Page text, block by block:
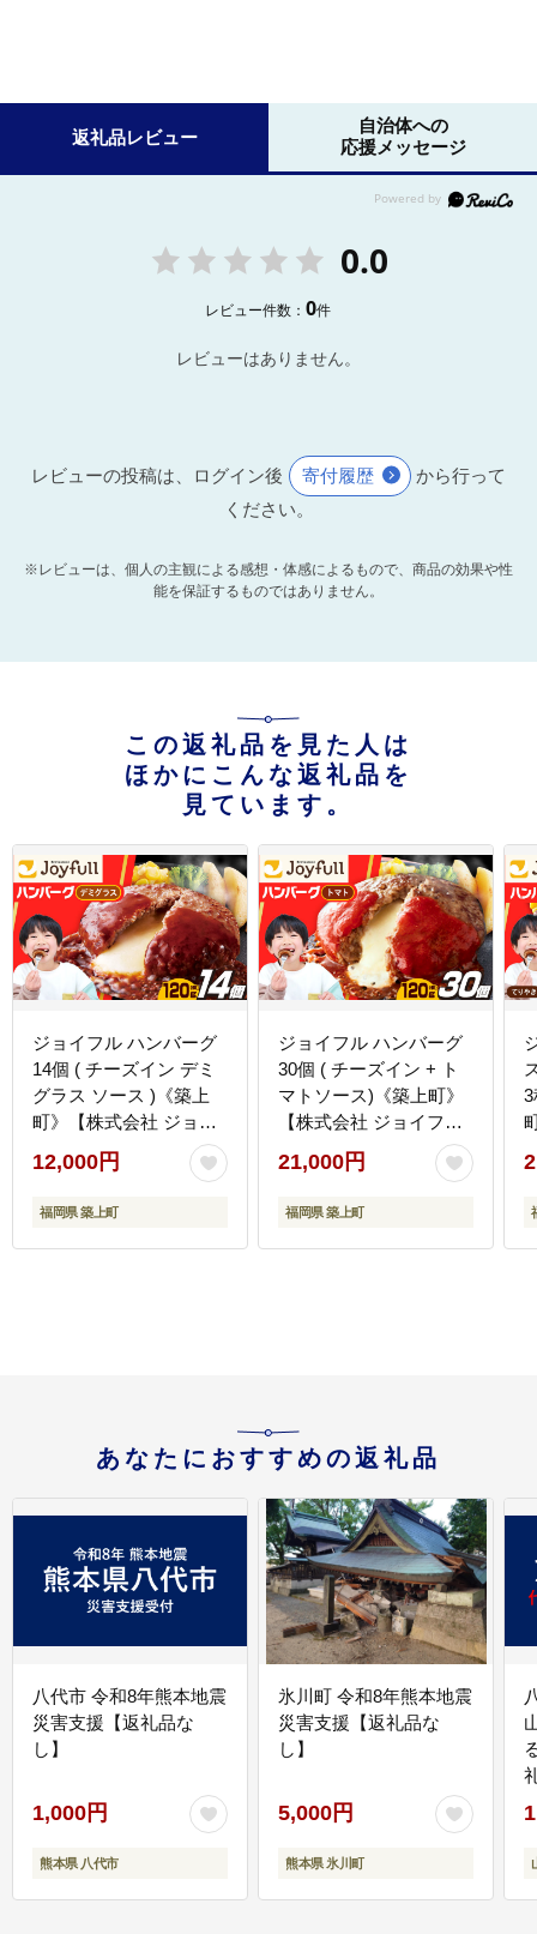
返礼品レビュー
自治体への
応援メッセージ
0.0
レビュー件数：0件
レビューはありません。
レビューの投稿は、ログイン後 寄付履歴
から行って
ください。
※レビューは、個人の主観による感想・体感によるもので、商品の効果や性
能を保証するものではありません。
この返礼品を見た人は
ほかにこんな返礼品を
見ています。
ジョイフル ハンバーグ
14個 ( チーズイン デミ
グラス ソース )《築上
町》【株式会社 ジョイ
フル】 [ABAA007]
12,000円
福岡県 築上町
ジョイフル ハンバーグ
30個 ( チーズイン + ト
マトソース)《築上町》
【株式会社 ジョイフ
ル】 [ABAA014]
21,000円
福岡県 築上町
あなたにおすすめの返礼品
八代市 令和8年熊本地震
災害支援【返礼品な
し】
1,000円
熊本県 八代市
氷川町 令和8年熊本地震
災害支援【返礼品な
し】
5,000円
熊本県 氷川町